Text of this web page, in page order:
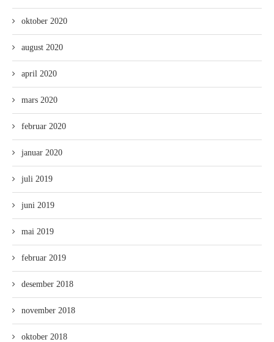
oktober 2020
august 2020
april 2020
mars 2020
februar 2020
januar 2020
juli 2019
juni 2019
mai 2019
februar 2019
desember 2018
november 2018
oktober 2018